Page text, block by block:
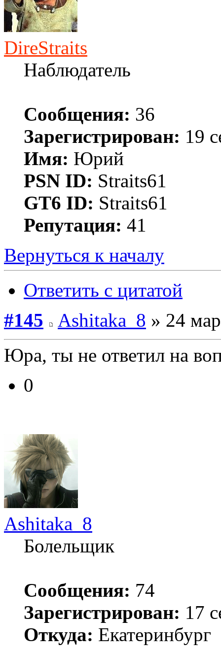
DireStraits
Наблюдатель
Сообщения: 36
Зарегистрирован: 19
Имя: Юрий
PSN ID: Straits61
GT6 ID: Straits61
Репутация: 41
Вернуться к началу
Ответить с цитатой
#145
Ashitaka_8 » 24
Юра, ты не ответил на
0
Ashitaka_8
Болельщик
Сообщения: 74
Зарегистрирован: 17
Откуда: Екатеринбург